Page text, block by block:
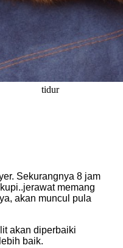
tidur
Sekurangnya 8 jam
memang
akan muncul pula
akan diperbaiki
baik.